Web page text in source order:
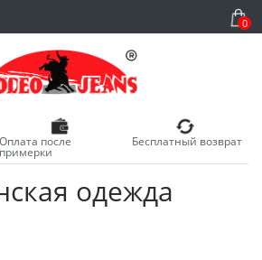
0
Оплата после
примерки
Бесплатный возврат
одежда